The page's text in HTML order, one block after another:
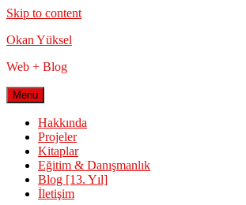
Skip to content
Okan Yüksel
Web + Blog
Menu
Hakkında
Projeler
Kitaplar
Eğitim & Danışmanlık
Blog [13. Yıl]
İletişim